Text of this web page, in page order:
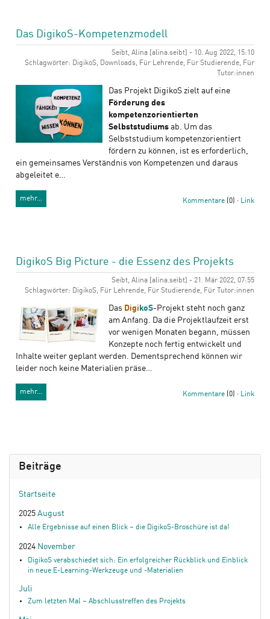
Das DigikoS-Kompetenzmodell
Seibt, Alina [alina.seibt] - 10. Aug 2022, 15:10
Schlagwörter: DigikoS, Downloads, Für Lehrende, Für Studierende, Für
Tutor:innen
Das Projekt DigikoS zielt auf eine
Förderung des
kompetenzorientierten
Selbststudiums ab. Um das
Selbststudium kompetenzorientiert
fördern zu können, ist es erforderlich,
ein gemeinsames Verständnis von Kompetenzen und daraus
abgeleitet e…
mehr… Kommentare (0) · Link
DigikoS Big Picture - die Essenz des Projekts
Seibt, Alina [alina.seibt] - 21. Mär 2022, 07:55
Schlagwörter: DigikoS, Für Lehrende, Für Studierende, Für Tutor:innen
Das Digi koS-Projekt steht noch ganz
am Anfang. Da die Projektlaufzeit erst
vor wenigen Monaten begann, müssen
Konzepte noch fertig entwickelt und
Inhalte weiter geplant werden. Dementsprechend können wir
leider noch keine Materialien präse…
mehr… Kommentare (0) · Link
Beiträge
Startseite
2025 August
Alle Ergebnisse auf einen Blick – die DigikoS-Broschüre ist da!
2024 November
DigikoS verabschiedet sich: Ein erfolgreicher Rückblick und Einblick
in neue E-Learning-Werkzeuge und -Materialien
Juli
Zum letzten Mal – Abschlusstreffen des Projekts